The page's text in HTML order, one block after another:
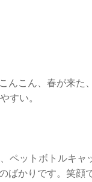
こん、春が来た
い。
ットボトルキャ
ばかりです。笑顔